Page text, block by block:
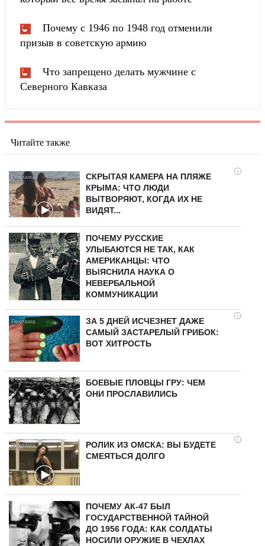
Почему с 1946 по 1948 год отменили
призыв в советскую армию
Что запрещено делать мужчине с
Северного Кавказа
Читайте также
i
СКРЫТАЯ КАМЕРА НА ПЛЯЖЕ
КРЫМА: ЧТО ЛЮДИ
ВЫТВОРЯЮТ, КОГДА ИХ НЕ
ВИДЯТ...
ПОЧЕМУ РУССКИЕ
УЛЫБАЮТСЯ НЕ ТАК, КАК
АМЕРИКАНЦЫ: ЧТО
ВЫЯСНИЛА НАУКА О
НЕВЕРБАЛЬНОЙ
КОММУНИКАЦИИ
i
ЗА 5 ДНЕЙ ИСЧЕЗНЕТ ДАЖЕ
САМЫЙ ЗАСТАРЕЛЫЙ ГРИБОК:
ВОТ ХИТРОСТЬ
БОЕВЫЕ ПЛОВЦЫ ГРУ: ЧЕМ
ОНИ ПРОСЛАВИЛИСЬ
i
РОЛИК ИЗ ОМСКА: ВЫ БУДЕТЕ
СМЕЯТЬСЯ ДОЛГО
ПОЧЕМУ АК-47 БЫЛ
ГОСУДАРСТВЕННОЙ ТАЙНОЙ
ДО 1956 ГОДА: КАК СОЛДАТЫ
НОСИЛИ ОРУЖИЕ В ЧЕХЛАХ